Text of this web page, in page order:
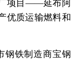
项目——延布阿
优质运输燃料和
铁制造商宝钢